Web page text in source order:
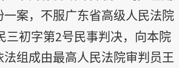
一案，不服广东省高级人民法院
三初字第2号民事判决，向本院
组成由最高人民法院审判员王